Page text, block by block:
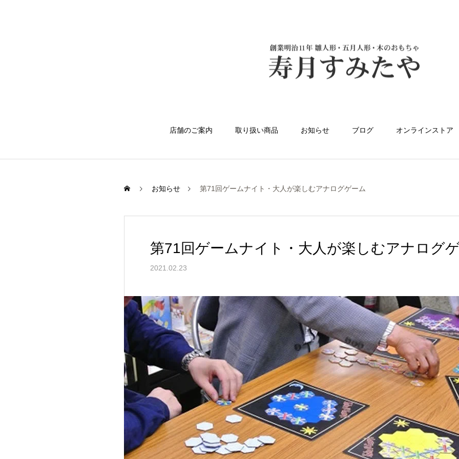
店舗のご案内 取り扱い商品 お知らせ ブログ オンラインストア
お知らせ 第71回ゲームナイト・大人が楽しむアナログゲーム
第71回ゲームナイト・大人が楽しむアナログ
2021.02.23